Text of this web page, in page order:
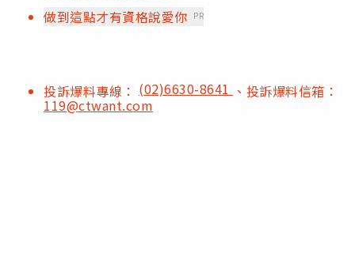
做到這點才有資格說愛你 PR
投訴爆料專線： (02)6630-8641 、投訴爆料信箱：
119@ctwant.com